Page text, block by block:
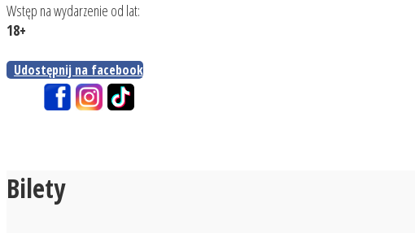
Wstęp na wydarzenie od lat:
18+
Udostępnij na facebook
Bilety